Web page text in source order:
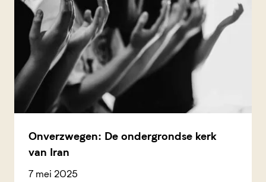
Onverzwegen: De ondergrondse kerk
van Iran
7 mei 2025